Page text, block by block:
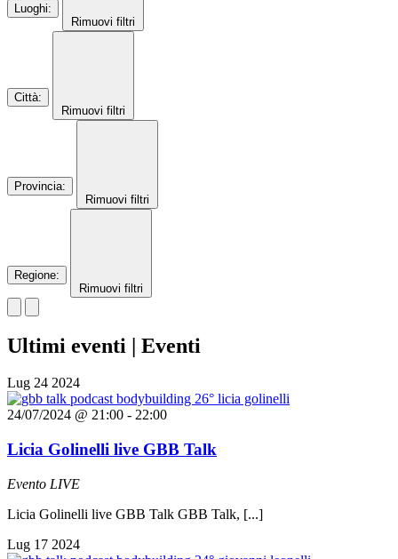
Luoghi:
Rimuovi filtri
Città:
Rimuovi filtri
Provincia:
Rimuovi filtri
Regione:
Rimuovi filtri
Ultimi eventi | Eventi
Lug 24 2024
24/07/2024 @ 21:00 - 22:00
Licia Golinelli live GBB Talk
Evento LIVE
Licia Golinelli live GBB Talk GBB Talk, [...]
Lug 17 2024